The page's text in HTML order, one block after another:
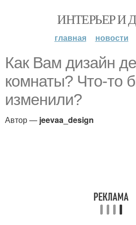
ИНТЕРЬЕР И
главная новости
Как Вам дизайн
комнаты? Что-то
изменили?
Автор — jeevaa_design